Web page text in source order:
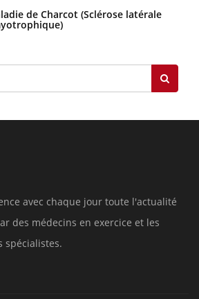
de Charcot (Sclérose latérale
avec chaque jour toute l'actualité
des médecins en exercice et les
spécialistes.